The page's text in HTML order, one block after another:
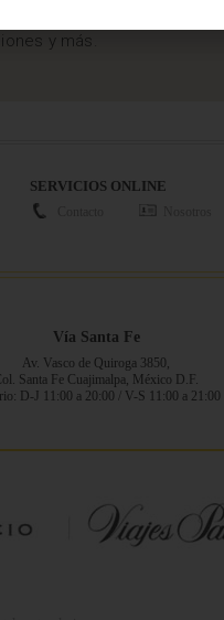
ideas, tendencias,
y más.
SERVICIOS ONLINE
Vía Santa Fe
Av. Vasco de Quiroga 3850,
Santa Fe Cuajimalpa, México D.F.
D-J 11:00 a 20:00 / V-S 11:00 a 21:00